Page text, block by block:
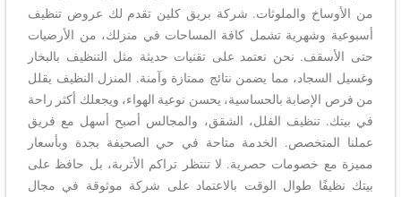
من الأوساخ والملوثات. شركة بريق كلين تقدم لك عروض تنظيف
أسبوعية وشهرية تشمل كافة المساحات في منزلك، من الأرضيات
حتى الأسقف. نحن نعتمد على تقنيات حديثة مثل التنظيف بالبخار
وغسيل السجاد، مما يضمن نتائج ممتازة وآمنة. المنزل النظيف يقلل
من فرص الإصابة بالحساسية، يحسن نوعية الهواء، ويجعلك أكثر راحة
في بيتك. تنظيف الفلل، الشقق، والمجالس أصبح أسهل مع فريق
عملنا المتخصص. الخدمة متاحة في حي الصحيفة بجدة وبأسعار
مميزة مع خصومات حصرية. لا تنتظر تراكم الأتربة، بل حافظ على
بيتك نظيفًا طوال الوقت بالاعتماد على شركة موثوقة في مجال